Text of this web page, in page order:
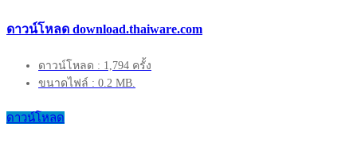
ดาวน์โหลด download.thaiware.com
ดาวน์โหลด : 1,794 ครั้ง
ขนาดไฟล์ : 0.2 MB.
ดาวน์โหลด